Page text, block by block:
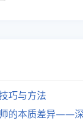
巧与方法
的本质差异——